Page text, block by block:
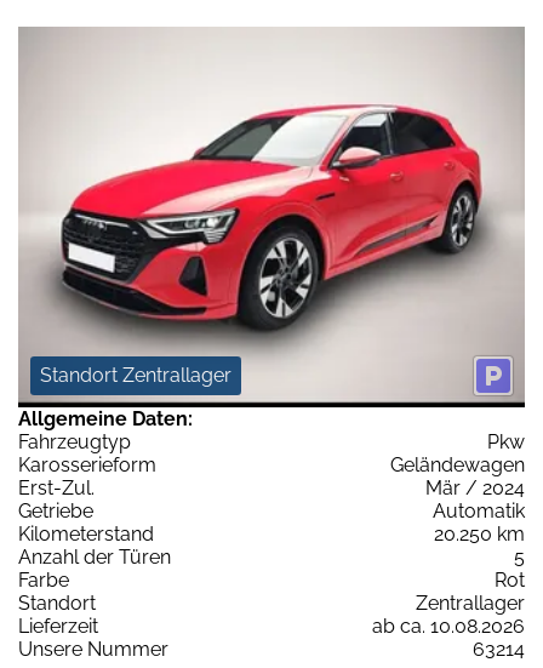
Standort Zentrallager
Allgemeine Daten:
Fahrzeugtyp
Pkw
Karosserieform
Geländewagen
Erst-Zul.
Mär / 2024
Getriebe
Automatik
Kilometerstand
20.250 km
Anzahl der Türen
5
Farbe
Rot
Standort
Zentrallager
Lieferzeit
ab ca. 10.08.2026
Unsere Nummer
63214